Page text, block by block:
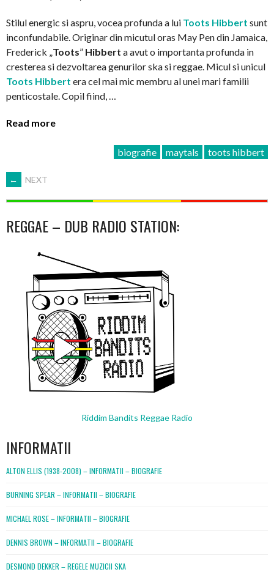
Stilul energic si aspru, vocea profunda a lui Toots Hibbert sunt
inconfundabile. Originar din micutul oras May Pen din Jamaica,
Frederick „ Toots” Hibbert a avut o importanta profunda in
cresterea si dezvoltarea genurilor ska si reggae. Micul si unicul
Toots Hibbert era cel mai mic membru al unei mari familii
penticostale. Copil fiind, …
Read more
biografie maytals toots hibbert
POSTS
NAVIGATION
← NEXT
REGGAE – DUB RADIO STATION:
Riddim Bandits Reggae Radio
INFORMATII
ALTON ELLIS (1938-2008) – INFORMATII – BIOGRAFIE
BURNING SPEAR – INFORMATII – BIOGRAFIE
MICHAEL ROSE – INFORMATII – BIOGRAFIE
DENNIS BROWN – INFORMATII – BIOGRAFIE
DESMOND DEKKER – REGELE MUZICII SKA